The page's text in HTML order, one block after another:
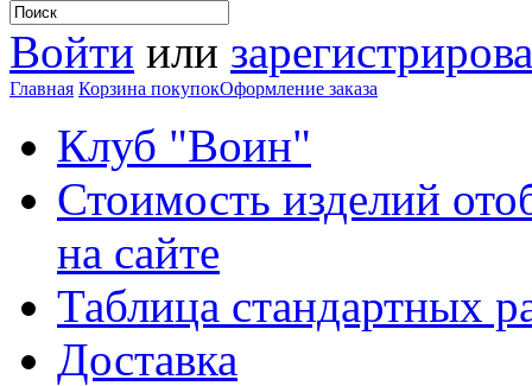
Войти или
Главная Корзина покупокОформление заказа
Клуб "Воин"
Стоимость изделий
на сайте
Таблица стандартных
Доставка